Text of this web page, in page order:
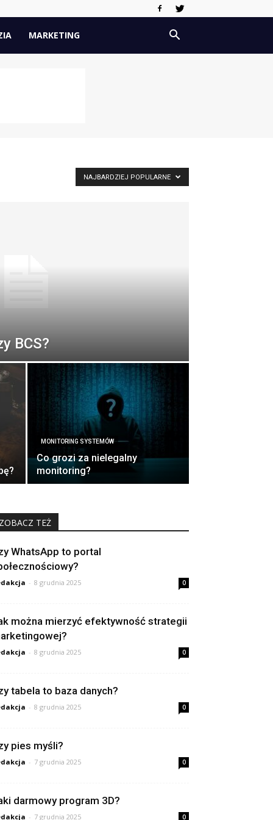
MARKETING
NAJBARDZIEJ POPULARNE
BCS?
MONITORING SYSTEMÓW
Co grozi za nielegalny
monitoring?
ZOBACZ TEŻ
WhatsApp to portal
- 8 grudnia 2025 0
można mierzyć efektywność strategii
- 8 grudnia 2025 0
tabela to baza danych?
- 8 grudnia 2025 0
pies myśli?
- 7 grudnia 2025 0
darmowy program 3D?
- 7 grudnia 2025 0